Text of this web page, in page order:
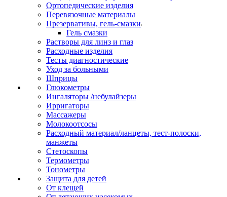
Ортопедические изделия
Перевязочные материалы
Презервативы, гель-смазки
Гель смазки
Растворы для линз и глаз
Расходные изделия
Тесты диагностические
Уход за больными
Шприцы
Глюкометры
Ингаляторы /небулайзеры
Ирригаторы
Массажеры
Молокоотсосы
Расходный материал/ланцеты, тест-полоски,
манжеты
Стетоскопы
Термометры
Тонометры
Защита для детей
От клещей